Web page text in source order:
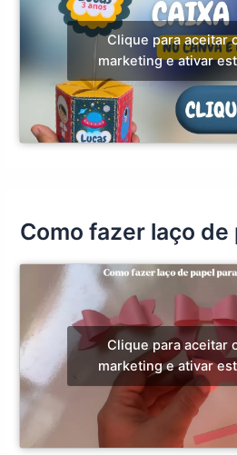
Clique para aceitar
marketing e ativar
Como fazer laço de
Clique para aceitar
marketing e ativar